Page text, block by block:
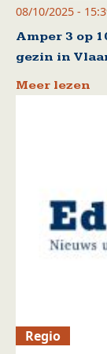
08/10/2025 -
Amper 3 op
gezin in
Meer lezen
Regio